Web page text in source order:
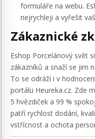
formuláře na webu.
nejrychleji a vyřešit
Zákaznické
Eshop Porcelánový svět
zákazníků a snaží se jim
To se odráží i v
portálu Heureka.cz. Zde
5 hvězdiček a 99 %
patří rychlost dodání,
vstřícnost a ochota